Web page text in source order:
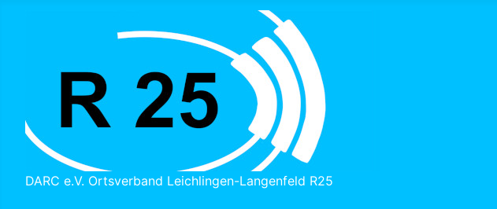
DARC e.V. Ortsverband Leichlingen-Langenfeld R25